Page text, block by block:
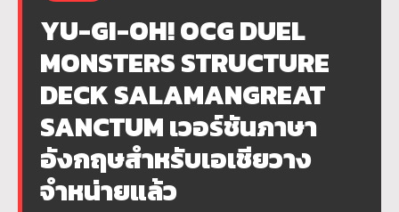
YU-GI-OH! OCG DUEL
MONSTERS STRUCTURE
DECK SALAMANGREAT
SANCTUM เวอร์ชันภาษา
อังกฤษสำหรับเอเชียวาง
จำหน่ายแล้ว